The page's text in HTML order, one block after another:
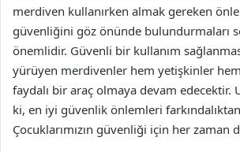
merdiven kullanırken almak gereken
güvenliğini göz önünde bulundurmaları
önemlidir. Güvenli bir kullanım
yürüyen merdivenler hem yetişkinler
faydalı bir araç olmaya devam edecektir.
ki, en iyi güvenlik önlemleri
Çocuklarımızın güvenliği için her zaman